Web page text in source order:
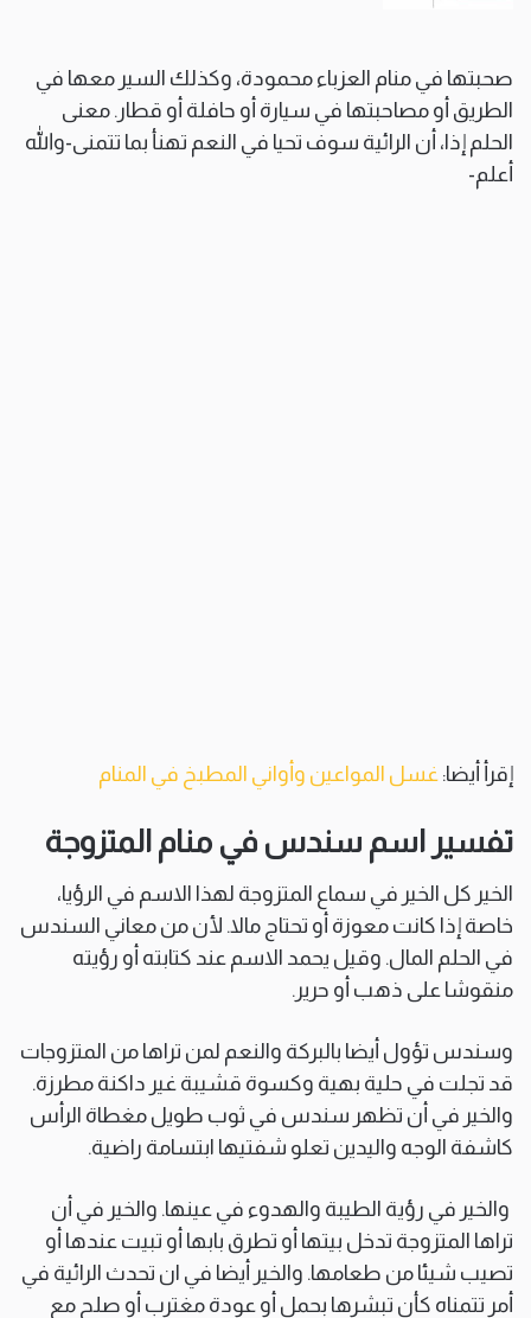
صحبتها في منام العزباء محمودة، وكذلك السير معها في
الطريق أو مصاحبتها في سيارة أو حافلة أو قطار. معنى
الحلم إذا، أن الرائية سوف تحيا في النعم تهنأ بما تتمنى-والله
أعلم-
إقرأ أيضا: غسل المواعين وأواني المطبخ في المنام
تفسير اسم سندس في منام المتزوجة
الخير كل الخير في سماع المتزوجة لهذا الاسم في الرؤيا،
خاصة إذا كانت معوزة أو تحتاج مالا. لأن من معاني السندس
في الحلم المال. وقيل يحمد الاسم عند كتابته أو رؤيته
منقوشا على ذهب أو حرير.
وسندس تؤول أيضا بالبركة والنعم لمن تراها من المتزوجات
قد تجلت في حلية بهية وكسوة قشيبة غير داكنة مطرزة.
والخير في أن تظهر سندس في ثوب طويل مغطاة الرأس
كاشفة الوجه واليدين تعلو شفتيها ابتسامة راضية.
والخير في رؤية الطيبة والهدوء في عينها. والخير في أن
تراها المتزوجة تدخل بيتها أو تطرق بابها أو تبيت عندها أو
تصيب شيئا من طعامها. والخير أيضا في ان تحدث الرائية في
أمر تتمناه كأن تبشرها بحمل أو عودة مغترب أو صلح مع